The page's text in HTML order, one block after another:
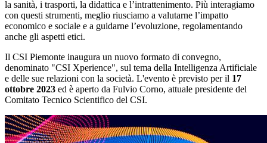
la sanità, i trasporti, la didattica e l’intrattenimento. Più interagiamo
con questi strumenti, meglio riusciamo a valutarne l’impatto
economico e sociale e a guidarne l’evoluzione, regolamentando
anche gli aspetti etici.
Il CSI Piemonte inaugura un nuovo formato di convegno,
denominato "CSI Xperience", sul tema della Intelligenza Artificiale
e delle sue relazioni con la società. L'evento è previsto per il 17
ottobre 2023 ed è aperto da Fulvio Corno, attuale presidente del
Comitato Tecnico Scientifico del CSI.